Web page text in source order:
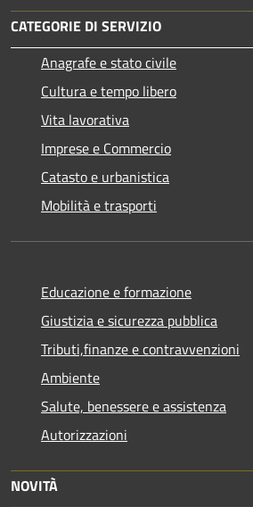
CATEGORIE DI SERVIZIO
Anagrafe e stato civile
Cultura e tempo libero
Vita lavorativa
Imprese e Commercio
Catasto e urbanistica
Mobilità e trasporti
Educazione e formazione
Giustizia e sicurezza pubblica
Tributi,finanze e contravvenzioni
Ambiente
Salute, benessere e assistenza
Autorizzazioni
NOVITÀ